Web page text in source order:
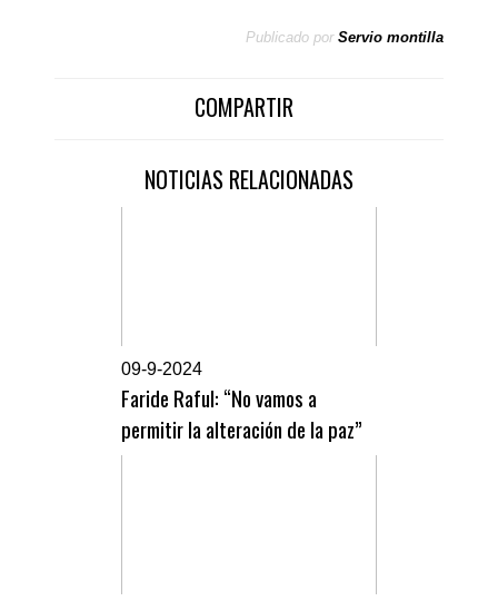
Publicado por Servio montilla
COMPARTIR
NOTICIAS RELACIONADAS
09-9-2024
Faride Raful: “No vamos a
permitir la alteración de la paz”